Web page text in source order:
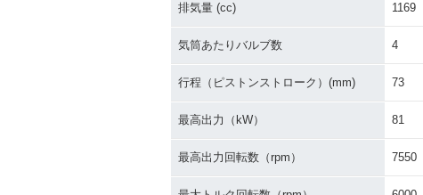
排気量 (cc) 1169
気筒あたりバルブ数 4
行程（ピストンストローク）(mm) 73
最高出力（kW） 81
最高出力回転数（rpm） 7550